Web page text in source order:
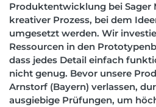
Produktentwicklung bei Sager
kreativer Prozess, bei dem
umgesetzt werden. Wir
Ressourcen in den
dass jedes Detail einfach
nicht genug. Bevor unsere
Arnstorf (Bayern) verlassen,
ausgiebige Prüfungen, um